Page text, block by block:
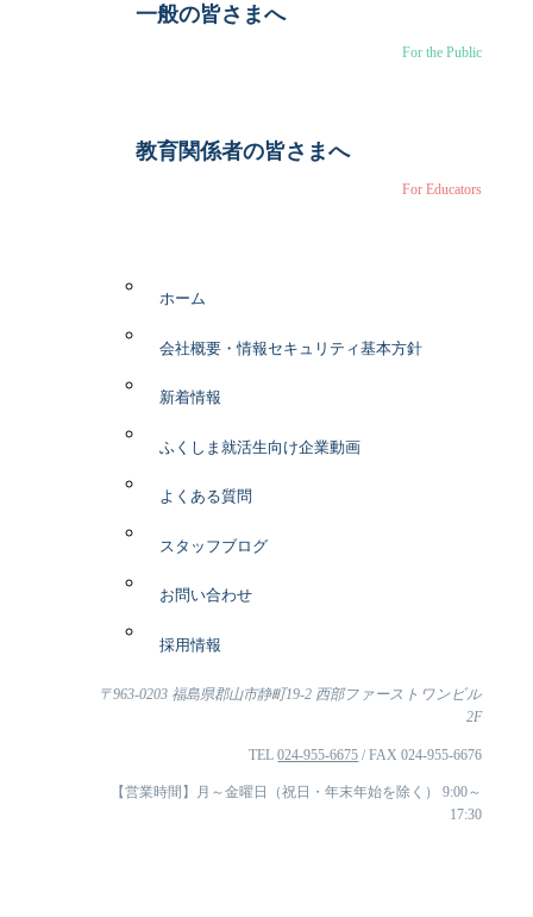
一般の皆さまへ
For the Public
教育関係者の皆さまへ
For Educators
ホーム
会社概要・情報セキュリティ基本方針
新着情報
ふくしま就活生向け企業動画
よくある質問
スタッフブログ
お問い合わせ
採用情報
〒963-0203 福島県郡山市静町19-2 西部ファーストワンビル
2F
TEL024-955-6675 / FAX 024-955-6676
【営業時間】月～金曜日（祝日・年末年始を除く） 9:00～
17:30